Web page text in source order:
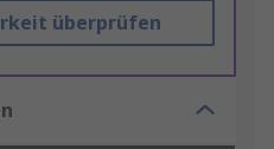
überprüfen